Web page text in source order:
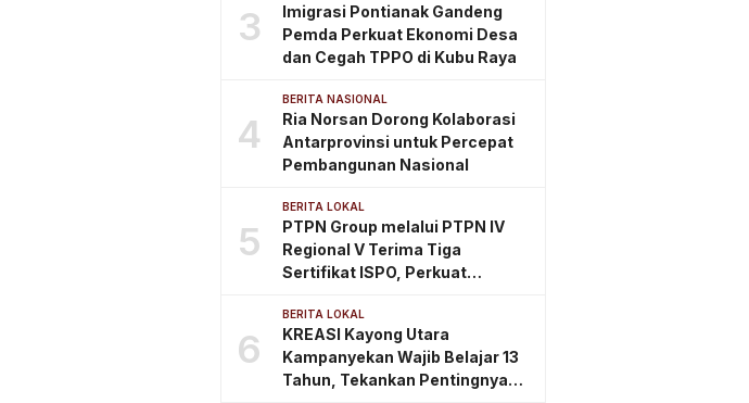
3
Imigrasi Pontianak Gandeng
Pemda Perkuat Ekonomi Desa
dan Cegah TPPO di Kubu Raya
4
BERITA NASIONAL
Ria Norsan Dorong Kolaborasi
Antarprovinsi untuk Percepat
Pembangunan Nasional
5
BERITA LOKAL
PTPN Group melalui PTPN IV
Regional V Terima Tiga
Sertifikat ISPO, Perkuat
Berkelanjutan di Kalimantan
Timur
6
BERITA LOKAL
KREASI Kayong Utara
Kampanyekan Wajib Belajar 13
Tahun, Tekankan Pentingnya